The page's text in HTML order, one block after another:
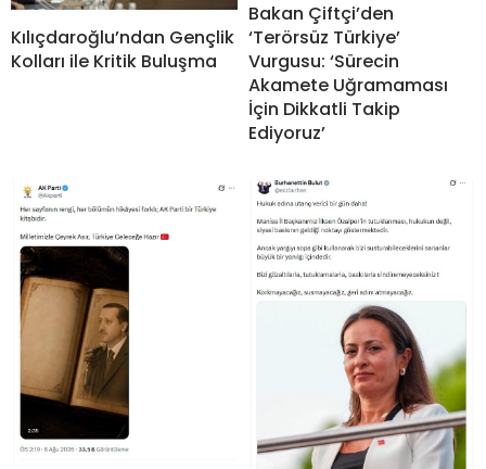
Kılıçdaroğlu’ndan Gençlik
Kolları ile Kritik Buluşma
Bakan Çiftçi’den
‘Terörsüz Türkiye’
Vurgusu: ‘Sürecin
Akamete Uğramaması
İçin Dikkatli Takip
Ediyoruz’